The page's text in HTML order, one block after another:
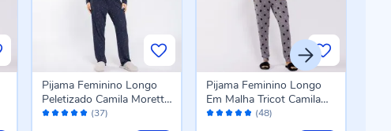
Avaliação: (37)
Pijama Feminino Longo
Peletizado Camila Moretti
Azul Meia-Noite
Avaliação: (48)
Pijama Feminino Longo
Em Malha Tricot Camila
Moretti Gato